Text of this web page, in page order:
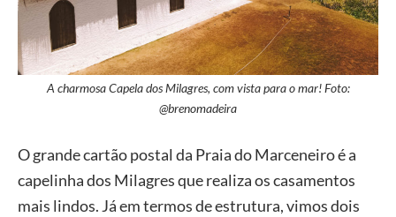
A charmosa Capela dos Milagres, com vista para o mar! Foto:
@brenomadeira
O grande cartão postal da Praia do Marceneiro é a
capelinha dos Milagres que realiza os casamentos
mais lindos. Já em termos de estrutura, vimos dois